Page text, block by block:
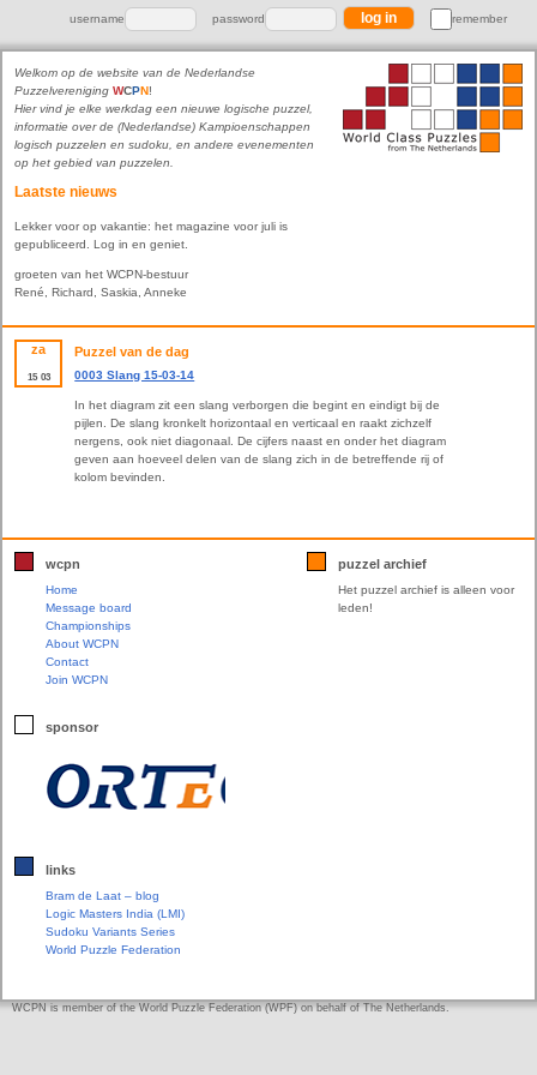
username password remember
Welkom op de website van de Nederlandse
Puzzelvereniging WCPN!
Hier vind je elke werkdag een nieuwe logische puzzel,
informatie over de (Nederlandse) Kampioenschappen
logisch puzzelen en sudoku, en andere evenementen
op het gebied van puzzelen.
Laatste nieuws
Lekker voor op vakantie: het magazine voor juli is
gepubliceerd. Log in en geniet.
groeten van het WCPN-bestuur
René, Richard, Saskia, Anneke
za
15 03
Puzzel van de dag
0003 Slang 15-03-14
In het diagram zit een slang verborgen die begint en eindigt bij de
pijlen. De slang kronkelt horizontaal en verticaal en raakt zichzelf
nergens, ook niet diagonaal. De cijfers naast en onder het diagram
geven aan hoeveel delen van de slang zich in de betreffende rij of
kolom bevinden.
wcpn
Home
Message board
Championships
About WCPN
Contact
Join WCPN
sponsor
links
Bram de Laat – blog
Logic Masters India (LMI)
Sudoku Variants Series
World Puzzle Federation
puzzel archief
Het puzzel archief is alleen voor
leden!
WCPN is member of the World Puzzle Federation (WPF) on behalf of The Netherlands.